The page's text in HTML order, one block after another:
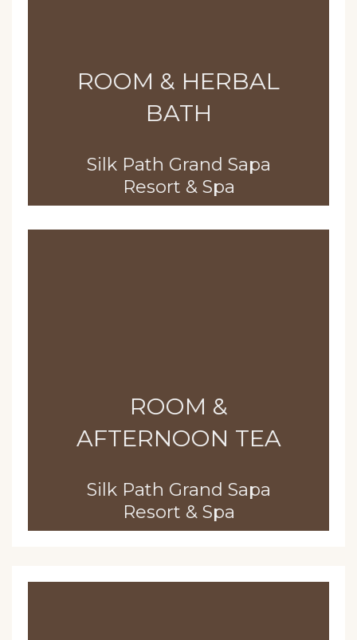
ROOM & HERBAL
BATH
Silk Path Grand Sapa
Resort & Spa
ROOM &
AFTERNOON TEA
Silk Path Grand Sapa
Resort & Spa